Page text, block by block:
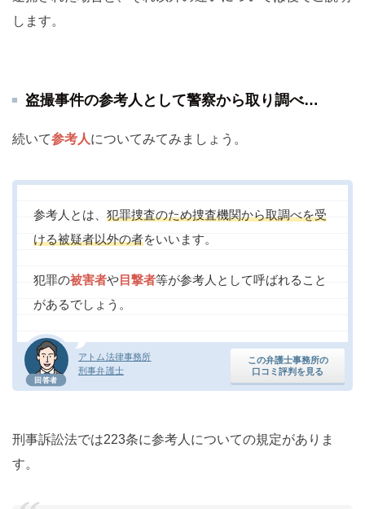
します。
盗撮事件の参考人として警察から取り調べ…
続いて参考人についてみてみましょう。
回答者
アトム法律事務所
刑事弁護士
この弁護士事務所の
口コミ評判を見る
参考人とは、 犯罪捜査のため捜査機関から取調べを受
ける被疑者以外の者をいいます。
犯罪の被害者や目撃者等が参考人として呼ばれること
があるでしょう。
刑事訴訟法では223条に参考人についての規定がありま
す。